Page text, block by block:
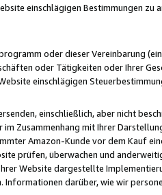
einschlägigen Bestimmungen zu
oder dieser Vereinbarung
oder Tätigkeiten oder Ihrer
einschlägigen
einschließlich, aber nicht
Zusammenhang mit Ihrer
Amazon-Kunde vor dem Kauf
prüfen, überwachen und
Website dargestellte
darüber, wie wir